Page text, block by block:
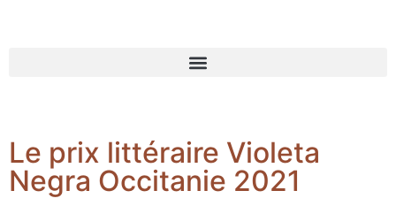
Le prix littéraire Violeta
Negra Occitanie 2021